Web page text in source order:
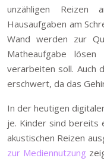
unzähligen Reizen
Hausaufgaben am
Wand werden zur
Matheaufgabe
verarbeiten soll. Auch
erschwert, da das
In der heutigen
je. Kinder sind bereits
akustischen Reizen
zur Mediennutzung